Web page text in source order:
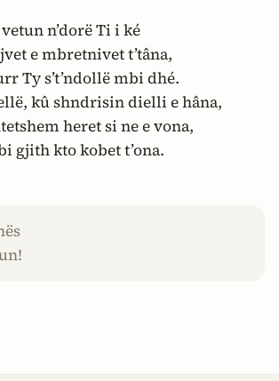
n’dorë Ti i ké
e mbretnivet t’tâna,
Ty s’t’ndollë mbi dhé.
kû shndrisin dielli e hâna,
heret si ne e vona,
gjith kto kobet t’ona.